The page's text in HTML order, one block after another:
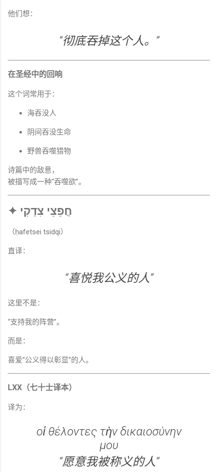
他们想：
“彻底吞掉这个人。”
在圣经中的回响
这个词常用于：
海吞没人
阴间吞没生命
野兽吞噬猎物
诗篇中的敌意，
被描写成一种“吞噬欲”。
✦ חֲפֵצֵי צִדְקִי
（ḥafetsei tsidqi）
直译：
“喜悦我公义的人”
这里不是：
“支持我的阵营”。
而是：
喜爱“公义得以彰显”的人。
LXX（七十士译本）
译为：
οἱ θέλοντες τὴν δικαιοσύνην
μου
“愿意我被称义的人”